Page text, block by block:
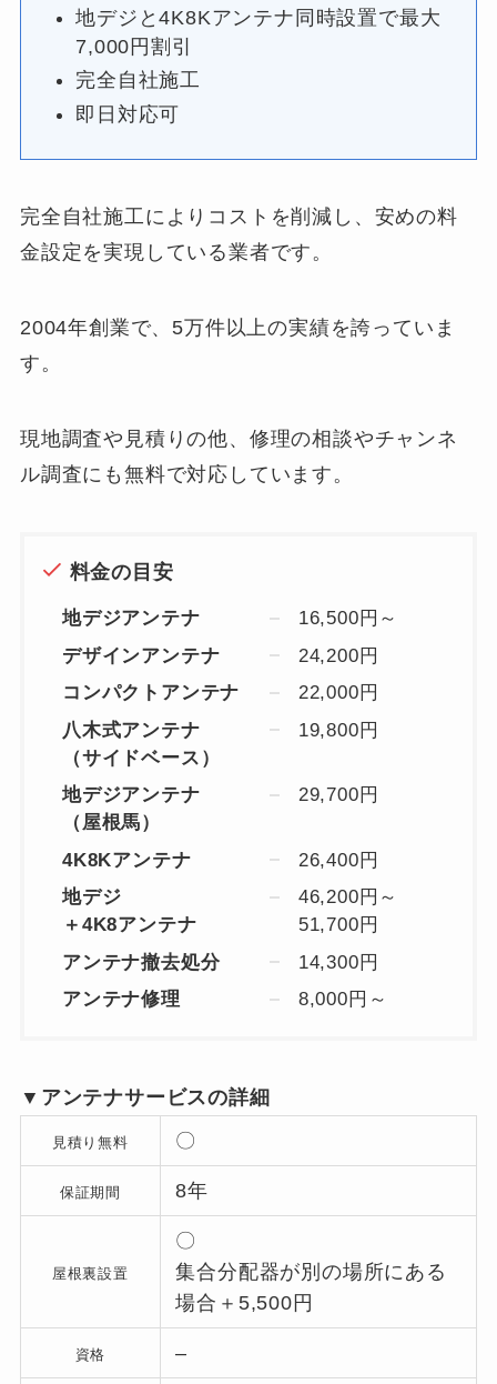
地デジと4K8Kアンテナ同時設置で最大
7,000円割引
完全自社施工
即日対応可
完全自社施工によりコストを削減し、安めの料
金設定を実現している業者です。
2004年創業で、5万件以上の実績を誇っていま
す。
現地調査や見積りの他、修理の相談やチャンネ
ル調査にも無料で対応しています。
料金の目安
地デジアンテナ
16,500円～
デザインアンテナ
24,200円
コンパクトアンテナ
22,000円
八木式アンテナ
（サイドベース）
19,800円
地デジアンテナ
（屋根馬）
29,700円
4K8Kアンテナ
26,400円
地デジ
＋4K8アンテナ
46,200円～
51,700円
アンテナ撤去処分
14,300円
アンテナ修理
8,000円～
▼アンテナサービスの詳細
見積り無料 〇
保証期間 8年
屋根裏設置
〇
集合分配器が別の場所にある
場合＋5,500円
資格 –